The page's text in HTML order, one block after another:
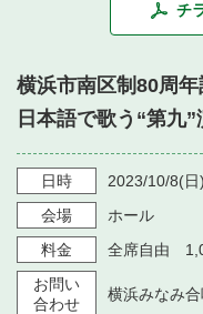
チ
横浜市南区制80周
日本語で歌う“第九
日時 2023/10/8(日)
会場
ホール
料金
全席自由
お問い
合わせ
横浜みなみ